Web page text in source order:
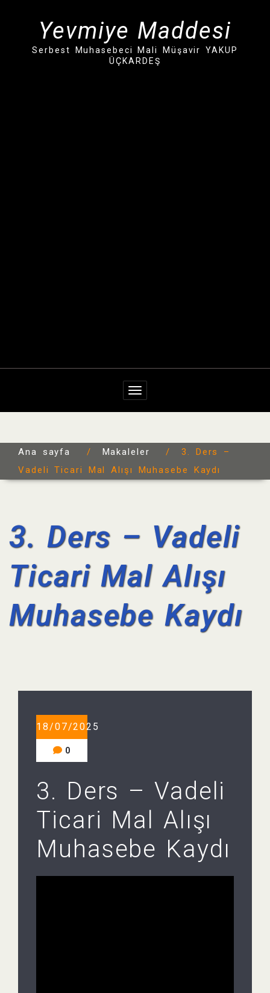
Yevmiye Maddesi
Serbest Muhasebeci Mali Müşavir YAKUP
ÜÇKARDEŞ
Navigasyonu değiştir
3. Ders – Vadeli
Ticari Mal Alışı
Muhasebe Kaydı
Ana sayfa / Makaleler /3. Ders –
Vadeli Ticari Mal Alışı Muhasebe Kaydı
18/07/2025
0
3. Ders – Vadeli
Ticari Mal Alışı
Muhasebe Kaydı